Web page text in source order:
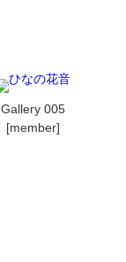
Gallery 005
[member]